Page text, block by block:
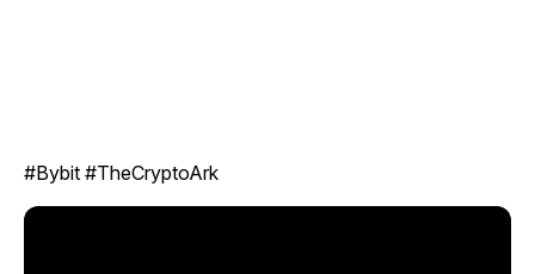
#Bybit #TheCryptoArk